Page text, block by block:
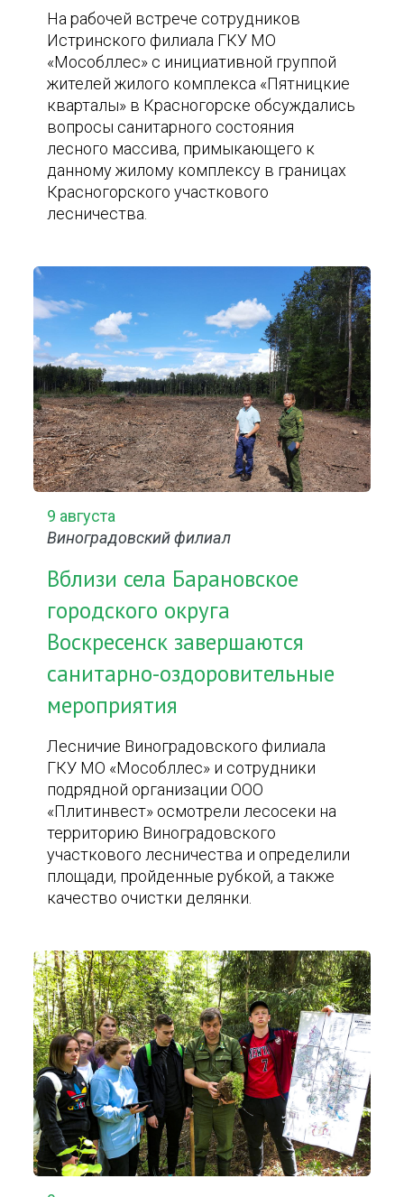
На рабочей встрече сотрудников
Истринского филиала ГКУ МО
«Мособллес» с инициативной группой
жителей жилого комплекса «Пятницкие
кварталы» в Красногорске обсуждались
вопросы санитарного состояния
лесного массива, примыкающего к
данному жилому комплексу в границах
Красногорского участкового
лесничества.
9 августа
Виноградовский филиал
Вблизи села Барановское
городского округа
Воскресенск завершаются
санитарно-оздоровительные
мероприятия
Лесничие Виноградовского филиала
ГКУ МО «Мособллес» и сотрудники
подрядной организации ООО
«Плитинвест» осмотрели лесосеки на
территорию Виноградовского
участкового лесничества и определили
площади, пройденные рубкой, а также
качество очистки делянки.